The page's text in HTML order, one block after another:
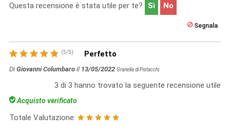
Questa recensione è stata utile per te? Sì No
Segnala
(5/5) Perfetto
Di Giovanni Columbaro il 13/05/2022 Granella di Pistacchi
3 di 3 hanno trovato la seguente recensione utile
Acquisto verificato
Totale Valutazione: